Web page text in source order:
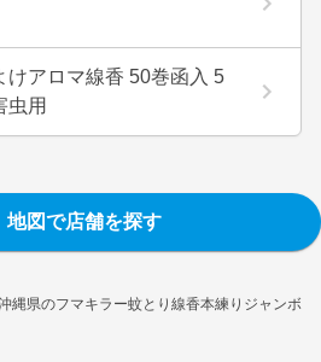
縄県のフマキラー蚊とり線香本練りジャンボ
けアロマ線香 50巻函入 5
虫用
地図で店舗を探す